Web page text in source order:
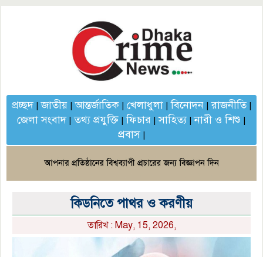
প্রচ্ছদ|জাতীয়|আন্তর্জাতিক| খেলাধুলা|বিনোদন|রাজনীতি|
জেলা সংবাদ|তথ্য প্রযুক্তি |ফিচার |সাহিত্য|নারী ও শিশু |
প্রবাস|
কিডনিতে পাথর ও করণীয়
তারিখ : May, 15, 2026,